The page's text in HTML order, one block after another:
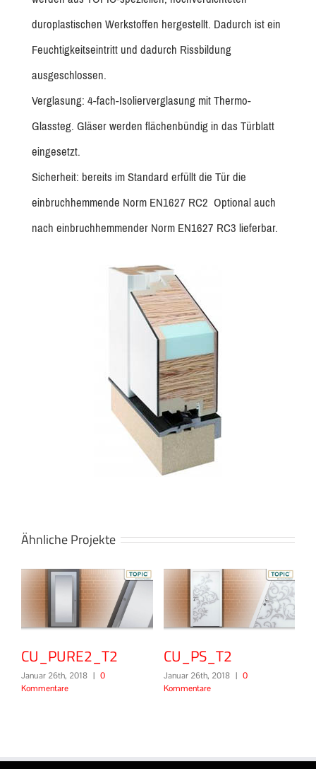
duroplastischen Werkstoffen hergestellt. Dadurch ist ein
Feuchtigkeitseintritt und dadurch Rissbildung
ausgeschlossen.
Verglasung: 4-fach-Isolierverglasung mit Thermo-
Glassteg. Gläser werden flächenbündig in das Türblatt
eingesetzt.
Sicherheit: bereits im Standard erfüllt die Tür die
einbruchhemmende Norm EN1627 RC2 Optional auch
nach einbruchhemmender Norm EN1627 RC3 lieferbar.
Ähnliche Projekte
26th, 2018 |
0
CU_PS_T2
Januar 26th, 2018 | 0
Kommentare